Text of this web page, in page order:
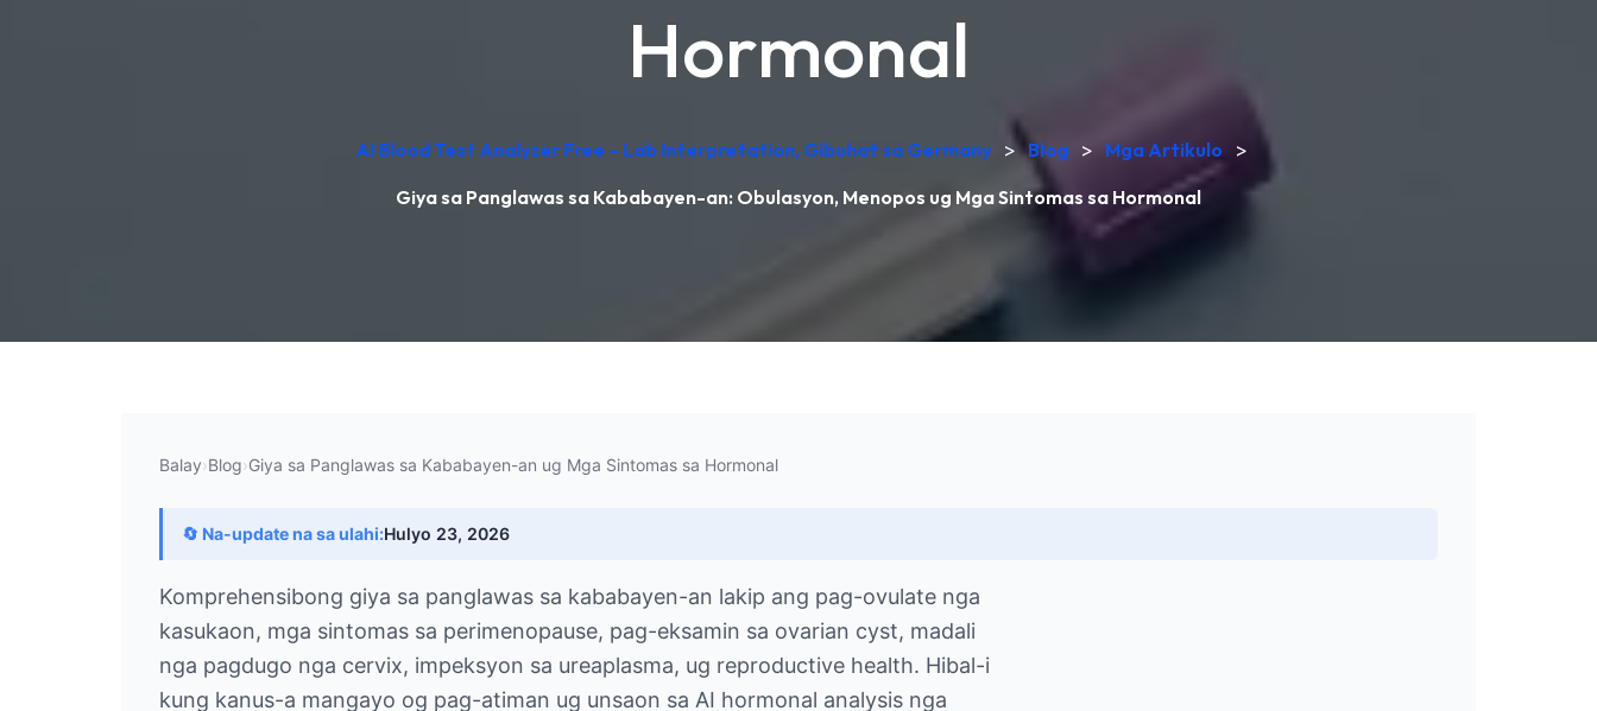
Hormonal
AI Blood Test Analyzer Free – Lab Interpretation, Gibuhat sa Germany > Blog > Mga Artikulo
>
Giya sa Panglawas sa Kababayen-an: Obulasyon, Menopos ug Mga Sintomas sa Hormonal
Balay›Blog›Giya sa Panglawas sa Kababayen-an ug Mga Sintomas sa Hormonal
🔄 Na-update na sa ulahi:Hulyo 23, 2026
Komprehensibong giya sa panglawas sa kababayen-an lakip ang pag-ovulate nga
kasukaon, mga sintomas sa perimenopause, pag-eksamin sa ovarian cyst, madali
nga pagdugo nga cervix, impeksyon sa ureaplasma, ug reproductive health. Hibal-i
kung kanus-a mangayo og pag-atiman ug unsaon sa AI hormonal analysis nga